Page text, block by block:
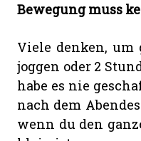
Bewegung muss
Viele denken, um
joggen oder 2
habe es nie
nach dem
wenn du den